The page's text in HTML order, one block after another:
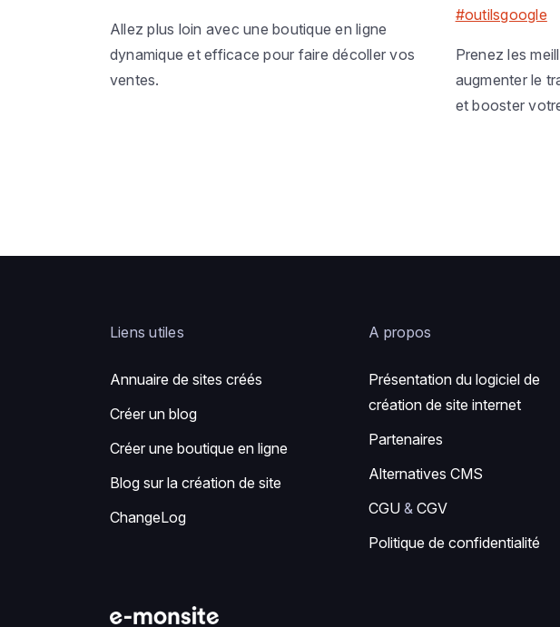
Allez plus loin avec une boutique en ligne
dynamique et efficace pour faire décoller vos
ventes.
#outilsgoogle
Prenez les
augmenter le
et booster
Liens utiles
Annuaire de sites créés
Créer un blog
Créer une boutique en ligne
Blog sur la création de site
ChangeLog
A propos
Présentation du logiciel de
création de site internet
Partenaires
Alternatives CMS
CGU &CGV
Politique de confidentialité